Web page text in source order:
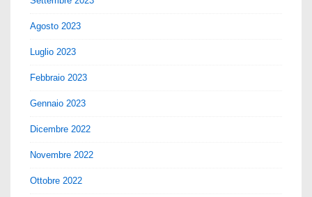
Agosto 2023
Luglio 2023
Febbraio 2023
Gennaio 2023
Dicembre 2022
Novembre 2022
Ottobre 2022